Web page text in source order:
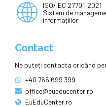
ISO/IEC 27701:2021
Sistem de
informațiilor
Contact
Ne puteți contacta oricând
+40 765 699 399
office@eueducenter.ro
EuEduCenter.ro